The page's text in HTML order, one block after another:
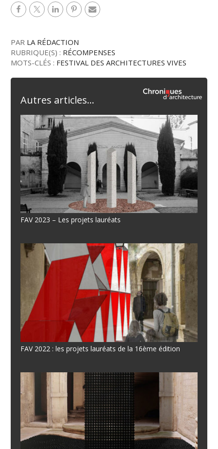
PAR LA RÉDACTION
RUBRIQUE(S) : RÉCOMPENSES
MOTS-CLÉS : FESTIVAL DES ARCHITECTURES VIVES
Autres articles...
FAV 2023 – Les projets lauréats
FAV 2022 : les projets lauréats de la 16ème édition